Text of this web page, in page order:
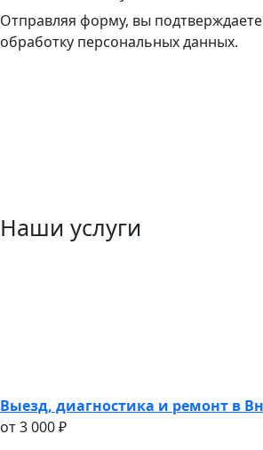
Отправляя форму, вы подтверждаете
обработку персональных данных.
Наши услуги
Выезд, диагностика и ремонт в
oт 3 000 ₽